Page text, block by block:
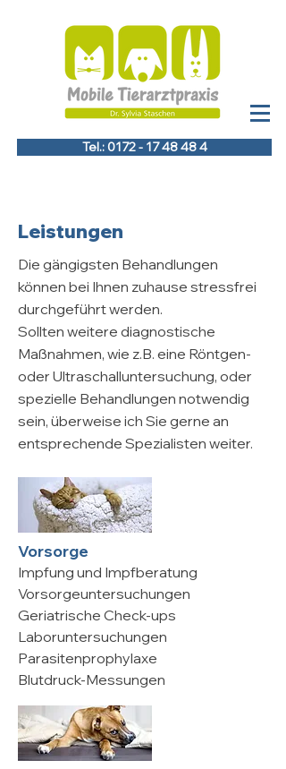
Tel.: 0172 - 17 48 48 4
Leistungen
Die gängigsten Behandlungen
können bei Ihnen zuhause stressfrei
durchgeführt werden.
Sollten weitere diagnostische
Maßnahmen, wie z.B. eine Röntgen-
oder Ultraschalluntersuchung, oder
spezielle Behandlungen notwendig
sein, überweise ich Sie gerne an
entsprechende Spezialisten weiter.
Vorsorge
Impfung und Impfberatung
Vorsorgeuntersuchungen
Geriatrische Check-ups
Laboruntersuchungen
Parasitenprophylaxe
Blutdruck-Messungen